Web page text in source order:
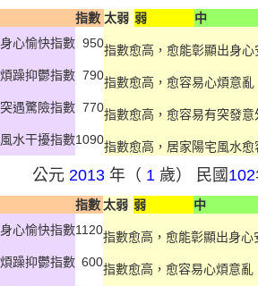
指數 太弱 弱 中
身心愉快指數 950指數愈高，愈能彰顯出身心
煩躁抑鬱指數 790指數愈高，愈容易心煩意亂
突遇驚險指數 770指數愈高，愈容易有突發意
風水干擾指數1090指數愈高，居家陽宅風水愈
公元2013 年（ 1 歲） 民國 102
指數太弱 弱 中
身心愉快指數1120指數愈高，愈能彰顯出身心
煩躁抑鬱指數 600指數愈高，愈容易心煩意亂